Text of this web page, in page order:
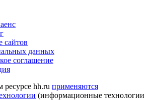
сайтов
данных
соглашение
hh.ru применяются
(информационные технологии